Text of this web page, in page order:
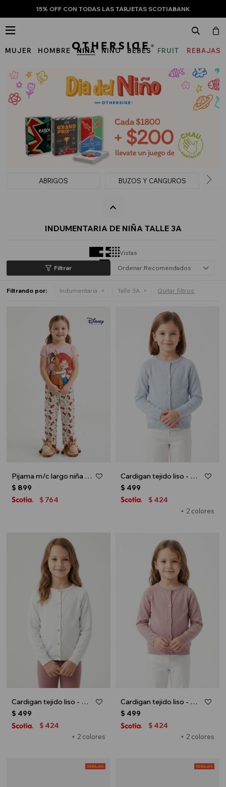
15% OFF CON TODAS LAS TARJETAS SCOTIABANK
MUJER HOMBRE NIÑA NIÑO BEBÉS
FRUIT
THE
LOOM
REBAJAS

ABRIGOS BUZOS Y CANGUROS
INDUMENTARIA DE NIÑA TALLE 3A
Vistas
Recomendados
Filtrando por: Indumentaria Talle 3A Quitar filtros
Pijama m/c largo niña toddler TOY STORY - Crudo
$ 899
$ 764
Cardigan tejido liso - Celeste
+ 2 colores
$ 499
$ 424
Cardigan tejido liso - Crudo
+ 2 colores
$ 499
$ 424
Cardigan tejido liso - Rosa
+ 2 colores
$ 499
$ 424